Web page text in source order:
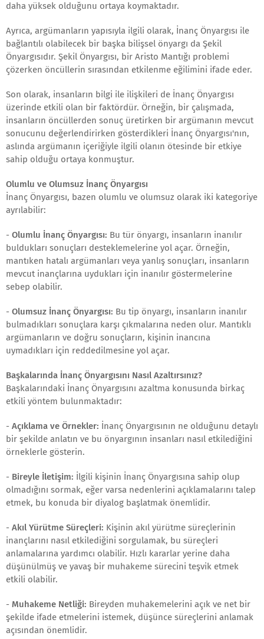
daha yüksek olduğunu ortaya koymaktadır.
Ayrıca, argümanların yapısıyla ilgili olarak, İnanç Önyargısı ile
bağlantılı olabilecek bir başka bilişsel önyargı da Şekil
Önyargısıdır. Şekil Önyargısı, bir Aristo Mantığı problemi
çözerken öncüllerin sırasından etkilenme eğilimini ifade eder.
Son olarak, insanların bilgi ile ilişkileri de İnanç Önyargısı
üzerinde etkili olan bir faktördür. Örneğin, bir çalışmada,
insanların öncüllerden sonuç üretirken bir argümanın mevcut
sonucunu değerlendirirken gösterdikleri İnanç Önyargısı'nın,
aslında argümanın içeriğiyle ilgili olanın ötesinde bir etkiye
sahip olduğu ortaya konmuştur.
Olumlu ve Olumsuz İnanç Önyargısı
İnanç Önyargısı, bazen olumlu ve olumsuz olarak iki kategoriye
ayrılabilir:
- Olumlu İnanç Önyargısı: Bu tür önyargı, insanların inanılır
buldukları sonuçları desteklemelerine yol açar. Örneğin,
mantıken hatalı argümanları veya yanlış sonuçları, insanların
mevcut inançlarına uydukları için inanılır göstermelerine
sebep olabilir.
- Olumsuz İnanç Önyargısı: Bu tip önyargı, insanların inanılır
bulmadıkları sonuçlara karşı çıkmalarına neden olur. Mantıklı
argümanların ve doğru sonuçların, kişinin inancına
uymadıkları için reddedilmesine yol açar.
Başkalarında İnanç Önyargısını Nasıl Azaltırsınız?
Başkalarındaki İnanç Önyargısını azaltma konusunda birkaç
etkili yöntem bulunmaktadır:
- Açıklama ve Örnekler: İnanç Önyargısının ne olduğunu detaylı
bir şekilde anlatın ve bu önyargının insanları nasıl etkilediğini
örneklerle gösterin.
- Bireyle İletişim: İlgili kişinin İnanç Önyargısına sahip olup
olmadığını sormak, eğer varsa nedenlerini açıklamalarını talep
etmek, bu konuda bir diyalog başlatmak önemlidir.
- Akıl Yürütme Süreçleri: Kişinin akıl yürütme süreçlerinin
inançlarını nasıl etkilediğini sorgulamak, bu süreçleri
anlamalarına yardımcı olabilir. Hızlı kararlar yerine daha
düşünülmüş ve yavaş bir muhakeme sürecini teşvik etmek
etkili olabilir.
- Muhakeme Netliği: Bireyden muhakemelerini açık ve net bir
şekilde ifade etmelerini istemek, düşünce süreçlerini anlamak
açısından önemlidir.